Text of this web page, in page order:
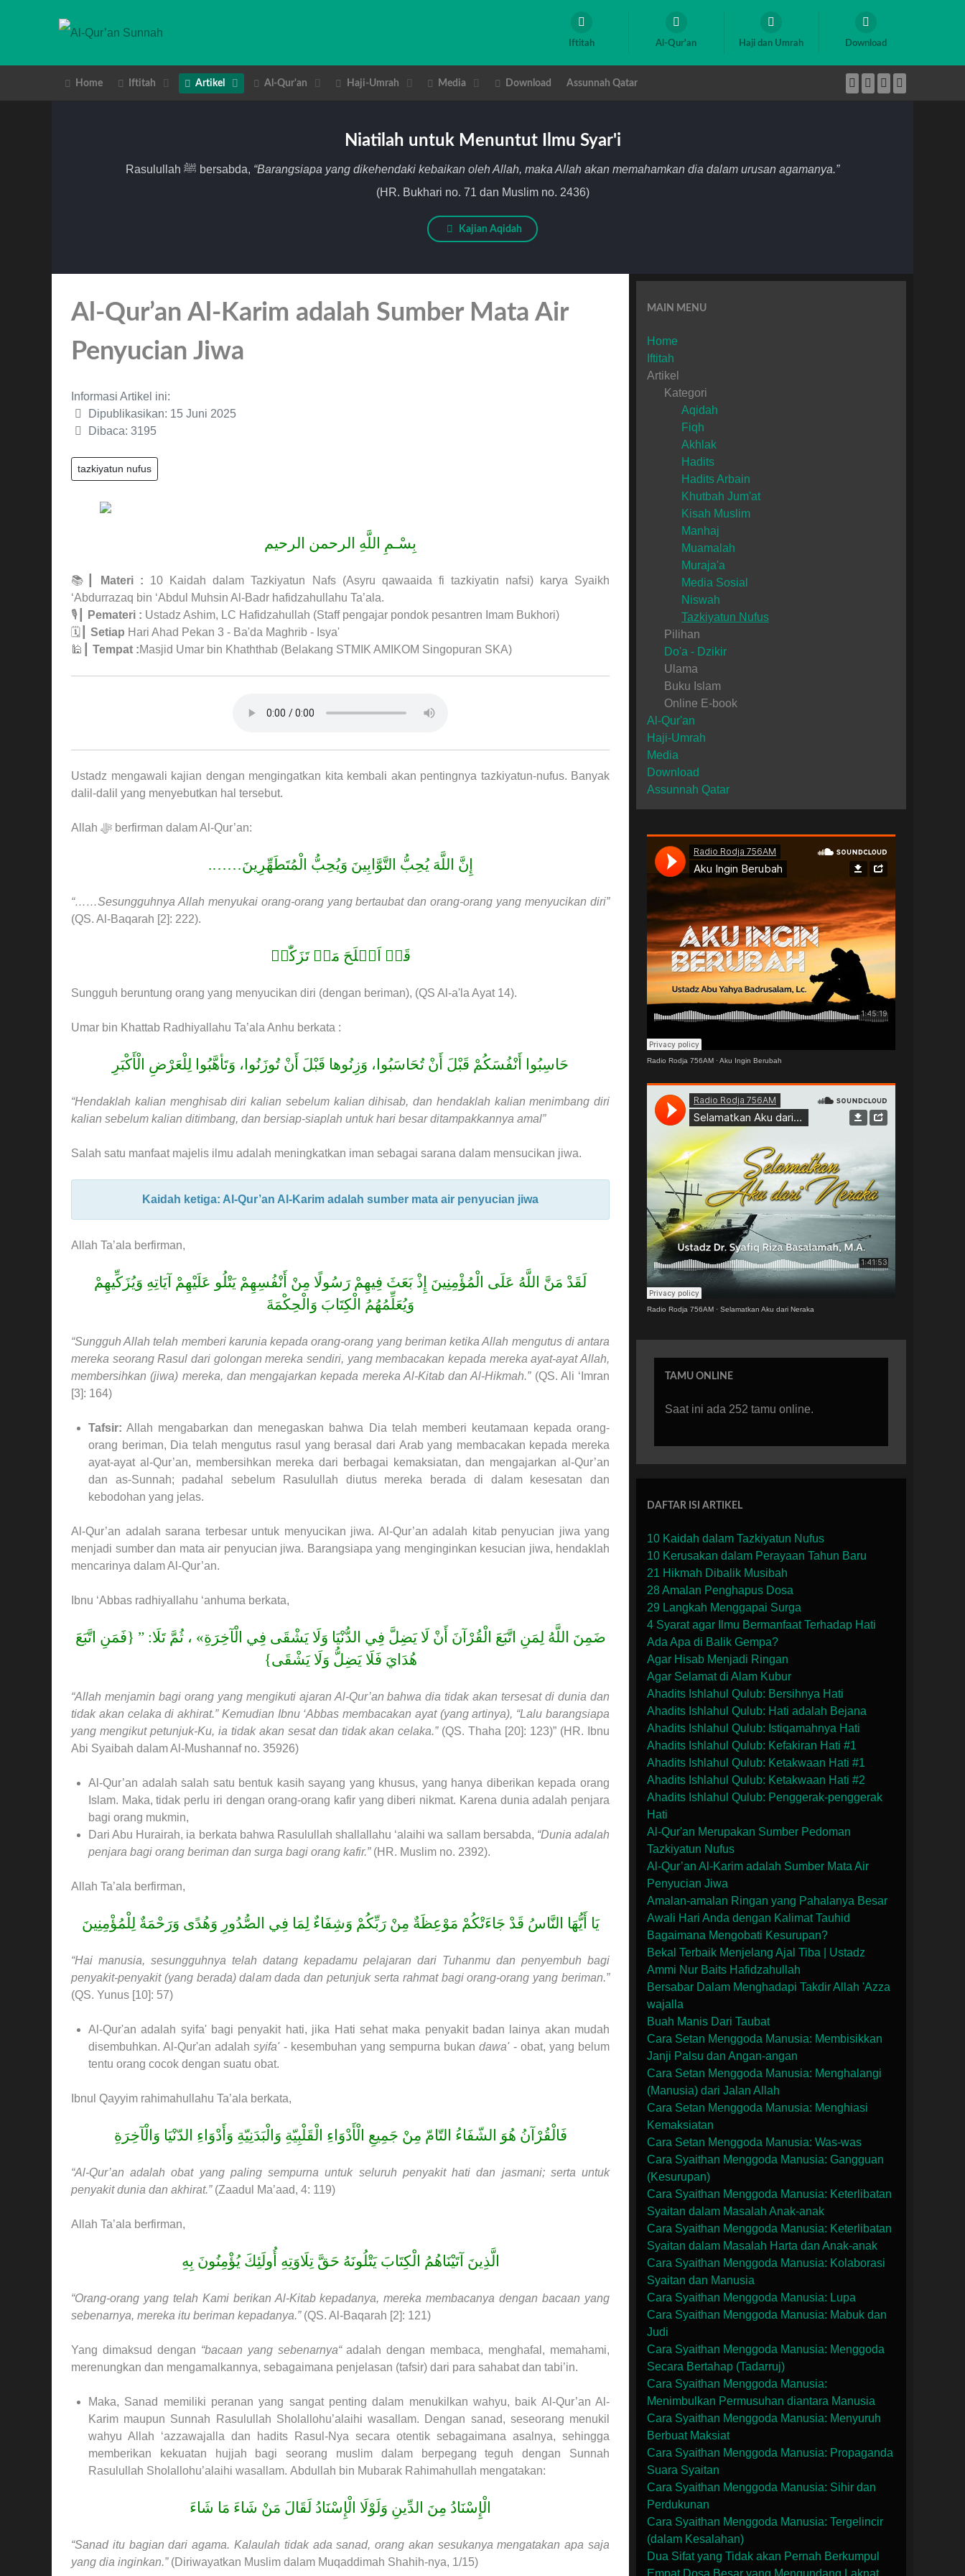
Iftitah Al-Qur'an Haji dan Umrah Download
Home Iftitah Artikel Al-Qur'an Haji-Umrah Media Download Assunnah Qatar
Niatilah untuk Menuntut Ilmu Syar'i
Rasulullah ﷺ bersabda, “Barangsiapa yang dikehendaki kebaikan oleh Allah, maka Allah akan memahamkan dia dalam urusan agamanya.”
(HR. Bukhari no. 71 dan Muslim no. 2436)
Kajian Aqidah
Al-Qur’an Al-Karim adalah Sumber Mata Air
Penyucian Jiwa
Informasi Artikel ini:
Dipublikasikan: 15 Juni 2025
Dibaca: 3195
tazkiyatun nufus
بِسْـمِ اللَّهِ الرحمن الرحيم
📚┃ Materi : 10 Kaidah dalam Tazkiyatun Nafs (Asyru qawaaida fi tazkiyatin nafsi) karya Syaikh
‘Abdurrazaq bin ‘Abdul Muhsin Al-Badr hafidzahullahu Ta’ala.
🎙┃
Pemateri : Ustadz Ashim, LC Hafidzahullah (Staff pengajar pondok pesantren Imam Bukhori)
🗓┃ Setiap Hari Ahad Pekan 3 - Ba'da Maghrib - Isya'
🕌┃ Tempat :Masjid Umar bin Khaththab (Belakang STMIK AMIKOM Singopuran SKA)
Ustadz mengawali kajian dengan mengingatkan kita kembali akan pentingnya tazkiyatun-nufus. Banyak
dalil-dalil yang menyebutkan hal tersebut.
Allah ﷻ berfirman dalam Al-Qur’an:
إِنَّ اللَّهَ يُحِبُّ التَّوَّابِينَ وَيُحِبُّ الْمُتَطَهِّرِينَ…….
“……Sesungguhnya Allah menyukai orang-orang yang bertaubat dan orang-orang yang menyucikan diri”
(QS. Al-Baqarah [2]: 222).
قَدۡ اَفۡلَحَ مَنۡ تَزَكّٰىۙ
Sungguh beruntung orang yang menyucikan diri (dengan beriman), (QS Al-a'la Ayat 14).
Umar bin Khattab Radhiyallahu Ta’ala Anhu berkata :
حَاسِبُوا أَنْفُسَكُمْ قَبْلَ أَنْ تُحَاسَبُوا، وَزِنُوها قَبْلَ أَنْ تُوزَنُوا، وَتَأهَّبُوا لِلْعَرْضِ الْأَكْبَرِ
“Hendaklah kalian menghisab diri kalian sebelum kalian dihisab, dan hendaklah kalian menimbang diri
kalian sebelum kalian ditimbang, dan bersiap-siaplah untuk hari besar ditampakkannya amal”
Salah satu manfaat majelis ilmu adalah meningkatkan iman sebagai sarana dalam mensucikan jiwa.
Kaidah ketiga: Al-Qur’an Al-Karim adalah sumber mata air penyucian jiwa
Allah Ta’ala berfirman,
لَقَدْ مَنَّ اللَّهُ عَلَى الْمُؤْمِنِينَ إِذْ بَعَثَ فِيهِمْ رَسُولًا مِنْ أَنْفُسِهِمْ يَتْلُو عَلَيْهِمْ آيَاتِهِ وَيُزَكِّيهِمْ
وَيُعَلِّمُهُمُ الْكِتَابَ وَالْحِكْمَةَ
“Sungguh Allah telah memberi karunia kepada orang-orang yang beriman ketika Allah mengutus di antara
mereka seorang Rasul dari golongan mereka sendiri, yang membacakan kepada mereka ayat-ayat Allah,
membersihkan (jiwa) mereka, dan mengajarkan kepada mereka Al-Kitab dan Al-Hikmah.”(QS. Ali ‘Imran
[3]: 164)
Tafsir: Allah mengabarkan dan menegaskan bahwa Dia telah memberi keutamaan kepada orang-
orang beriman, Dia telah mengutus rasul yang berasal dari Arab yang membacakan kepada mereka
ayat-ayat al-Qur’an, membersihkan mereka dari berbagai kemaksiatan, dan mengajarkan al-Qur’an
dan as-Sunnah; padahal sebelum Rasulullah diutus mereka berada di dalam kesesatan dan
kebodohan yang jelas.
Al-Qur’an adalah sarana terbesar untuk menyucikan jiwa. Al-Qur’an adalah kitab penyucian jiwa yang
menjadi sumber dan mata air penyucian jiwa. Barangsiapa yang menginginkan kesucian jiwa, hendaklah
mencarinya dalam Al-Qur’an.
Ibnu ‘Abbas radhiyallahu ‘anhuma berkata,
ضَمِنَ اللَّهُ لِمَنِ اتَّبَعَ الْقُرْآنَ أَنْ لَا يَضِلَّ فِي الدُّنْيَا وَلَا يَشْقَى فِي الْآخِرَةِ» ، ثُمَّ تَلَا: ” {فَمَنِ اتَّبَعَ
هُدَايَ فَلَا يَضِلُّ وَلَا يَشْقَى}
“Allah menjamin bagi orang yang mengikuti ajaran Al-Qur’an bahwa dia tidak akan tersesat di dunia dan
tidak akan celaka di akhirat.” Kemudian Ibnu ‘Abbas membacakan ayat (yang artinya), “Lalu barangsiapa
yang mengikut petunjuk-Ku, ia tidak akan sesat dan tidak akan celaka.”(QS. Thaha [20]: 123)” (HR. Ibnu
Abi Syaibah dalam Al-Mushannaf no. 35926)
Al-Qur’an adalah salah satu bentuk kasih sayang yang khusus, yang hanya diberikan kepada orang
Islam. Maka, tidak perlu iri dengan orang-orang kafir yang diberi nikmat. Karena dunia adalah penjara
bagi orang mukmin,
Dari Abu Hurairah, ia berkata bahwa Rasulullah shallallahu ‘alaihi wa sallam bersabda, “Dunia adalah
penjara bagi orang beriman dan surga bagi orang kafir.”(HR. Muslim no. 2392).
Allah Ta’ala berfirman,
يَا أَيُّهَا النَّاسُ قَدْ جَاءَتْكُمْ مَوْعِظَةٌ مِنْ رَبِّكُمْ وَشِفَاءٌ لِمَا فِي الصُّدُورِ وَهُدًى وَرَحْمَةٌ لِلْمُؤْمِنِينَ
“Hai manusia, sesungguhnya telah datang kepadamu pelajaran dari Tuhanmu dan penyembuh bagi
penyakit-penyakit (yang berada) dalam dada dan petunjuk serta rahmat bagi orang-orang yang beriman.”
(QS. Yunus [10]: 57)
Al-Qur'an adalah syifa' bagi penyakit hati, jika Hati sehat maka penyakit badan lainya akan mudah
disembuhkan. Al-Qur'an adalah syifa'- kesembuhan yang sempurna bukandawa'- obat, yang belum
tentu orang cocok dengan suatu obat.
Ibnul Qayyim rahimahullahu Ta’ala berkata,
فَالْقُرْآنُ هُوَ الشّفَاءُ التّامّ مِنْ جَمِيعِ الْأَدْوَاءِ الْقَلْبِيّةِ وَالْبَدَنِيّةِ وَأَدْوَاءِ الدّنْيَا وَالْآخِرَةِ
“Al-Qur’an adalah obat yang paling sempurna untuk seluruh penyakit hati dan jasmani; serta untuk
penyakit dunia dan akhirat.”(Zaadul Ma’aad, 4: 119)
Allah Ta’ala berfirman,
الَّذِينَ آتَيْنَاهُمُ الْكِتَابَ يَتْلُونَهُ حَقَّ تِلَاوَتِهِ أُولَئِكَ يُؤْمِنُونَ بِهِ
“Orang-orang yang telah Kami berikan Al-Kitab kepadanya, mereka membacanya dengan bacaan yang
sebenarnya, mereka itu beriman kepadanya.”(QS. Al-Baqarah [2]: 121)
Yang dimaksud dengan “bacaan yang sebenarnya“adalah dengan membaca, menghafal, memahami,
merenungkan dan mengamalkannya, sebagaimana penjelasan (tafsir) dari para sahabat dan tabi’in.
Maka, Sanad memiliki peranan yang sangat penting dalam menukilkan wahyu, baik Al-Qur’an Al-
Karim maupun Sunnah Rasulullah Sholallohu’alaihi wasallam. Dengan sanad, seseorang menukil
wahyu Allah ‘azzawajalla dan hadits Rasul-Nya secara otentik sebagaimana asalnya, sehingga
memberikan kekuatan hujjah bagi seorang muslim dalam berpegang teguh dengan Sunnah
Rasulullah Sholallohu’alaihi wasallam. Abdullah bin Mubarak Rahimahullah mengatakan:
الْإِسْنَادُ مِنَ الدِّينِ وَلَوْلَا الْإِسْنَادُ لَقَالَ مَنْ شَاءَ مَا شَاءَ
“Sanad itu bagian dari agama. Kalaulah tidak ada sanad, orang akan sesukanya mengatakan apa saja
yang dia inginkan.”(Diriwayatkan Muslim dalam Muqaddimah Shahih-nya, 1/15)
MAIN MENU
Home
Iftitah
Artikel
Kategori
Aqidah
Fiqh
Akhlak
Hadits
Hadits Arbain
Khutbah Jum'at
Kisah Muslim
Manhaj
Muamalah
Muraja'a
Media Sosial
Niswah
Tazkiyatun Nufus
Pilihan
Do'a - Dzikir
Ulama
Buku Islam
Online E-book
Al-Qur'an
Haji-Umrah
Media
Download
Assunnah Qatar
Radio Rodja 756AM ·Aku Ingin Berubah
Radio Rodja 756AM · Selamatkan Aku dari Neraka
TAMU ONLINE
Saat ini ada 252 tamu online.
DAFTAR ISI ARTIKEL
10 Kaidah dalam Tazkiyatun Nufus
10 Kerusakan dalam Perayaan Tahun Baru
21 Hikmah Dibalik Musibah
28 Amalan Penghapus Dosa
29 Langkah Menggapai Surga
4 Syarat agar Ilmu Bermanfaat Terhadap Hati
Ada Apa di Balik Gempa?
Agar Hisab Menjadi Ringan
Agar Selamat di Alam Kubur
Ahadits Ishlahul Qulub: Bersihnya Hati
Ahadits Ishlahul Qulub: Hati adalah Bejana
Ahadits Ishlahul Qulub: Istiqamahnya Hati
Ahadits Ishlahul Qulub: Kefakiran Hati #1
Ahadits Ishlahul Qulub: Ketakwaan Hati #1
Ahadits Ishlahul Qulub: Ketakwaan Hati #2
Ahadits Ishlahul Qulub: Penggerak-penggerak
Hati
Al-Qur'an Merupakan Sumber Pedoman
Tazkiyatun Nufus
Al-Qur’an Al-Karim adalah Sumber Mata Air
Penyucian Jiwa
Amalan-amalan Ringan yang Pahalanya Besar
Awali Hari Anda dengan Kalimat Tauhid
Bagaimana Mengobati Kesurupan?
Bekal Terbaik Menjelang Ajal Tiba | Ustadz
Ammi Nur Baits Hafidzahullah
Bersabar Dalam Menghadapi Takdir Allah 'Azza
wajalla
Buah Manis Dari Taubat
Cara Setan Menggoda Manusia: Membisikkan
Janji Palsu dan Angan-angan
Cara Setan Menggoda Manusia: Menghalangi
(Manusia) dari Jalan Allah
Cara Setan Menggoda Manusia: Menghiasi
Kemaksiatan
Cara Setan Menggoda Manusia: Was-was
Cara Syaithan Menggoda Manusia: Gangguan
(Kesurupan)
Cara Syaithan Menggoda Manusia: Keterlibatan
Syaitan dalam Masalah Anak-anak
Cara Syaithan Menggoda Manusia: Keterlibatan
Syaitan dalam Masalah Harta dan Anak-anak
Cara Syaithan Menggoda Manusia: Kolaborasi
Syaitan dan Manusia
Cara Syaithan Menggoda Manusia: Lupa
Cara Syaithan Menggoda Manusia: Mabuk dan
Judi
Cara Syaithan Menggoda Manusia: Menggoda
Secara Bertahap (Tadarruj)
Cara Syaithan Menggoda Manusia:
Menimbulkan Permusuhan diantara Manusia
Cara Syaithan Menggoda Manusia: Menyuruh
Berbuat Maksiat
Cara Syaithan Menggoda Manusia: Propaganda
Suara Syaitan
Cara Syaithan Menggoda Manusia: Sihir dan
Perdukunan
Cara Syaithan Menggoda Manusia: Tergelincir
(dalam Kesalahan)
Dua Sifat yang Tidak akan Pernah Berkumpul
Empat Dosa Besar yang Mengundang Laknat